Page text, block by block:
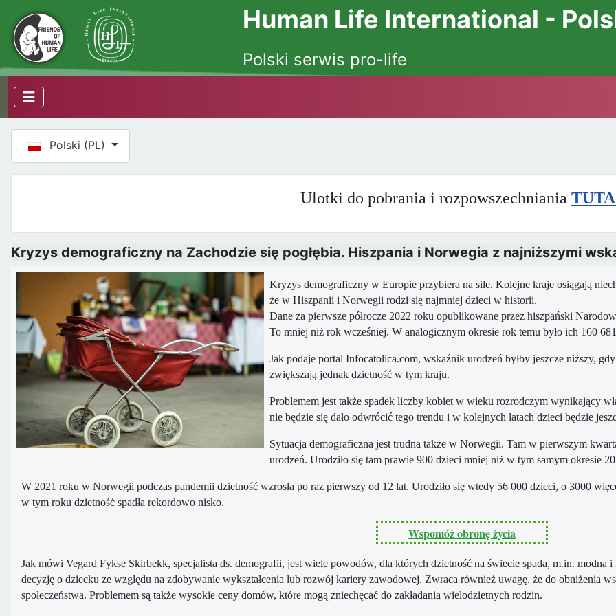
Human Life International -
Polski serwis pro-life
Wybierz swój język
Polski (PL)
Ulotki do pobrania i rozpowszechniania
Kryzys demograficzny na Zachodzie się pogłębia. Hiszpania i Norwegia z najniższymi
Kryzys demograficzny w Europie przybiera na sile. Kolejne kraje osiągają
że w Hiszpanii i Norwegii rodzi się najmniej dzieci w historii.
Dane za pierwsze półrocze 2022 roku opublikowane przez hiszpański
To mniej niż rok wcześniej. W analogicznym okresie rok temu było ich 160
Jak podaje portal Infocatolica.com, wskaźnik urodzeń byłby jeszcze niższy,
zwiększają jednak dzietność w tym kraju.
Problemem jest także spadek liczby kobiet w wieku rozrodczym wynikający
nie będzie się dało odwrócić tego trendu i w kolejnych latach dzieci będzie
Sytuacja demograficzna jest trudna także w Norwegii. Tam w pierwszym
urodzeń. Urodziło się tam prawie 900 dzieci mniej niż w tym samym okresie
W 2021 roku w Norwegii podczas pandemii dzietność wzrosła po raz pierwszy od 12 lat. Urodziło się wtedy 56 000 dzieci, o 3000
w tym roku dzietność spadła rekordowo nisko.
Wspomóż obronę życia
Jak mówi Vegard Fykse Skirbekk, specjalista ds. demografii, jest wiele powodów, dla których dzietność na świecie spada, m.in. modna
decyzję o dziecku ze względu na zdobywanie wykształcenia lub rozwój kariery zawodowej. Zwraca również uwagę, że do obniżenia
społeczeństwa. Problemem są także wysokie ceny domów, które mogą zniechęcać do zakładania wielodzietnych rodzin.